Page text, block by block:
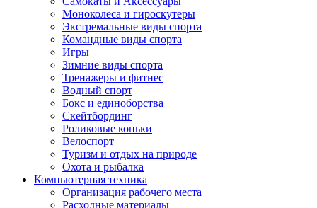
Моноколеса и гироскутеры
Экстремальные виды спорта
Командные виды спорта
Игры
Зимние виды спорта
Тренажеры и фитнес
Водный спорт
Бокс и единоборства
Скейтбординг
Роликовые коньки
Велоспорт
Туризм и отдых на природе
Охота и рыбалка
Компьютерная техника
Организация рабочего места
Расходные материалы